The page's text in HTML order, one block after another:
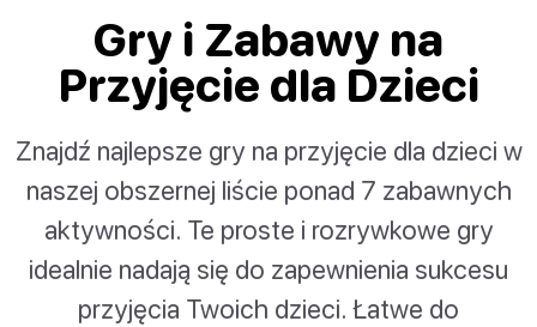
Gry i Zabawy na
Przyjęcie dla Dzieci
Znajdź najlepsze gry na przyjęcie dla dzieci w
naszej obszernej liście ponad 7 zabawnych
aktywności. Te proste i rozrywkowe gry
idealnie nadają się do zapewnienia sukcesu
przyjęcia Twoich dzieci. Łatwe do